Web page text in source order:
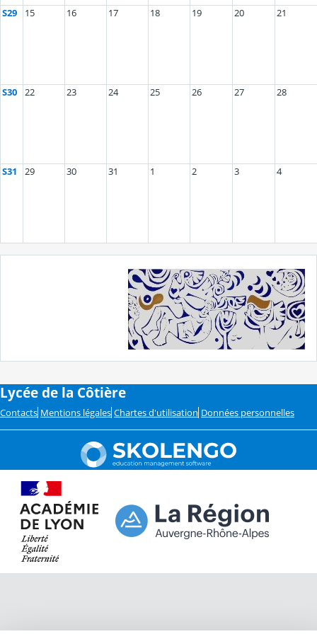
S29 15 16 17 18 19 20 21
S30 22 23 24 25 26 27 28
S31 29 30 31 1 2 3 4
Lycée de la Côtière
Contacts Mentions légales Chartes d'utilisation Données personnelles